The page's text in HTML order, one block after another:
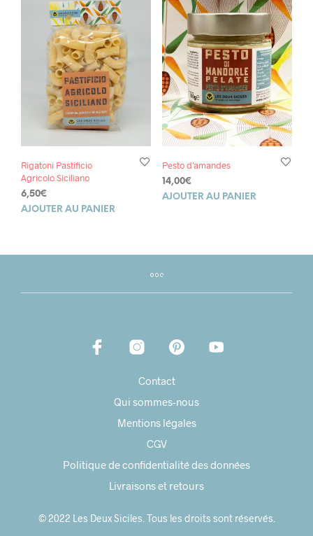
Rigatoni Pastificio
Agricolo Siciliano
6,50€
AJOUTER AU PANIER
Pesto d’amandes
14,00€
AJOUTER AU PANIER
Contact
Qui sommes-nous
Mentions légales
CGV
Politique de confidentialité des données
Livraisons et retours
© 2022 Les Deux Siciles. Tous les droits sont réservés.